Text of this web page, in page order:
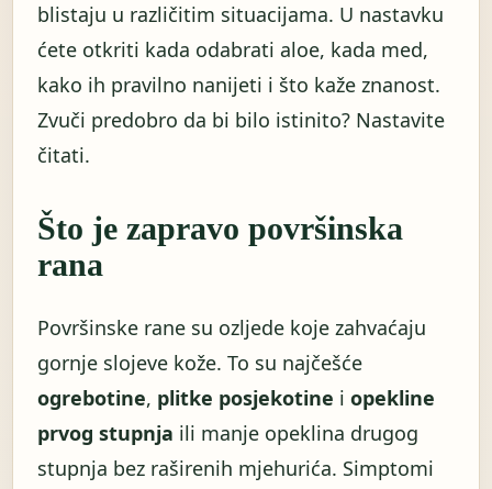
blistaju u različitim situacijama. U nastavku
ćete otkriti kada odabrati aloe, kada med,
kako ih pravilno nanijeti i što kaže znanost.
Zvuči predobro da bi bilo istinito? Nastavite
čitati.
Što je zapravo površinska
rana
Površinske rane su ozljede koje zahvaćaju
gornje slojeve kože. To su najčešće
ogrebotine, plitke posjekotine i opekline
prvog stupnja ili manje opeklina drugog
stupnja bez raširenih mjehurića. Simptomi